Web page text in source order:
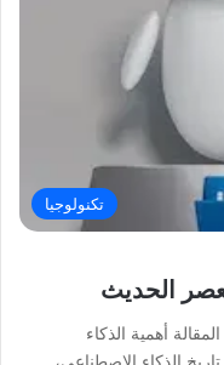
تكنولوجيا
الحديث
أهمية الذكاء
الذكاء الاصطناعي،